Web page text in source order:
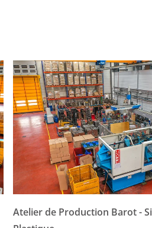
Atelier de Production Barot -